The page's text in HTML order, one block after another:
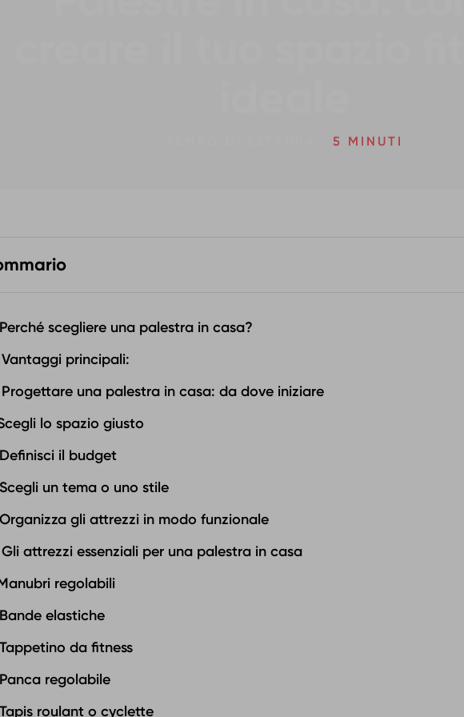
5 MINUTI
Perché scegliere una palestra in casa?
Vantaggi principali:
Progettare una palestra in casa: da dove iniziare‍
lo spazio giusto
il budget
un tema o uno stile
gli attrezzi in modo funzionale
Gli attrezzi essenziali per una palestra in casa
regolabili
elastiche
da fitness
regolabile
roulant o cyclette